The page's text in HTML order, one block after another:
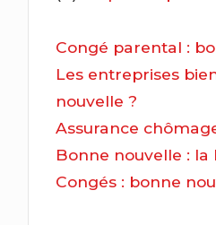
Congé parental :
Les entreprises
nouvelle ?
Assurance
Bonne nouvelle : la
Congés : bonne